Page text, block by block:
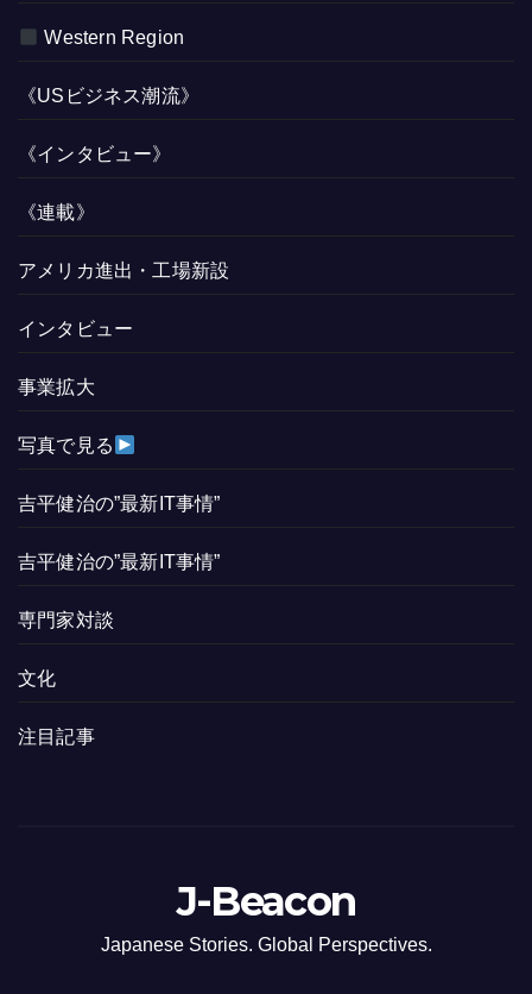
Western Region
《USビジネス潮流》
《インタビュー》
《連載》
アメリカ進出・工場新設
インタビュー
事業拡大
写真で見る
吉平健治の”最新IT事情”
吉平健治の”最新IT事情”
専門家対談
文化
注目記事
J-Beacon
Japanese Stories. Global Perspectives.